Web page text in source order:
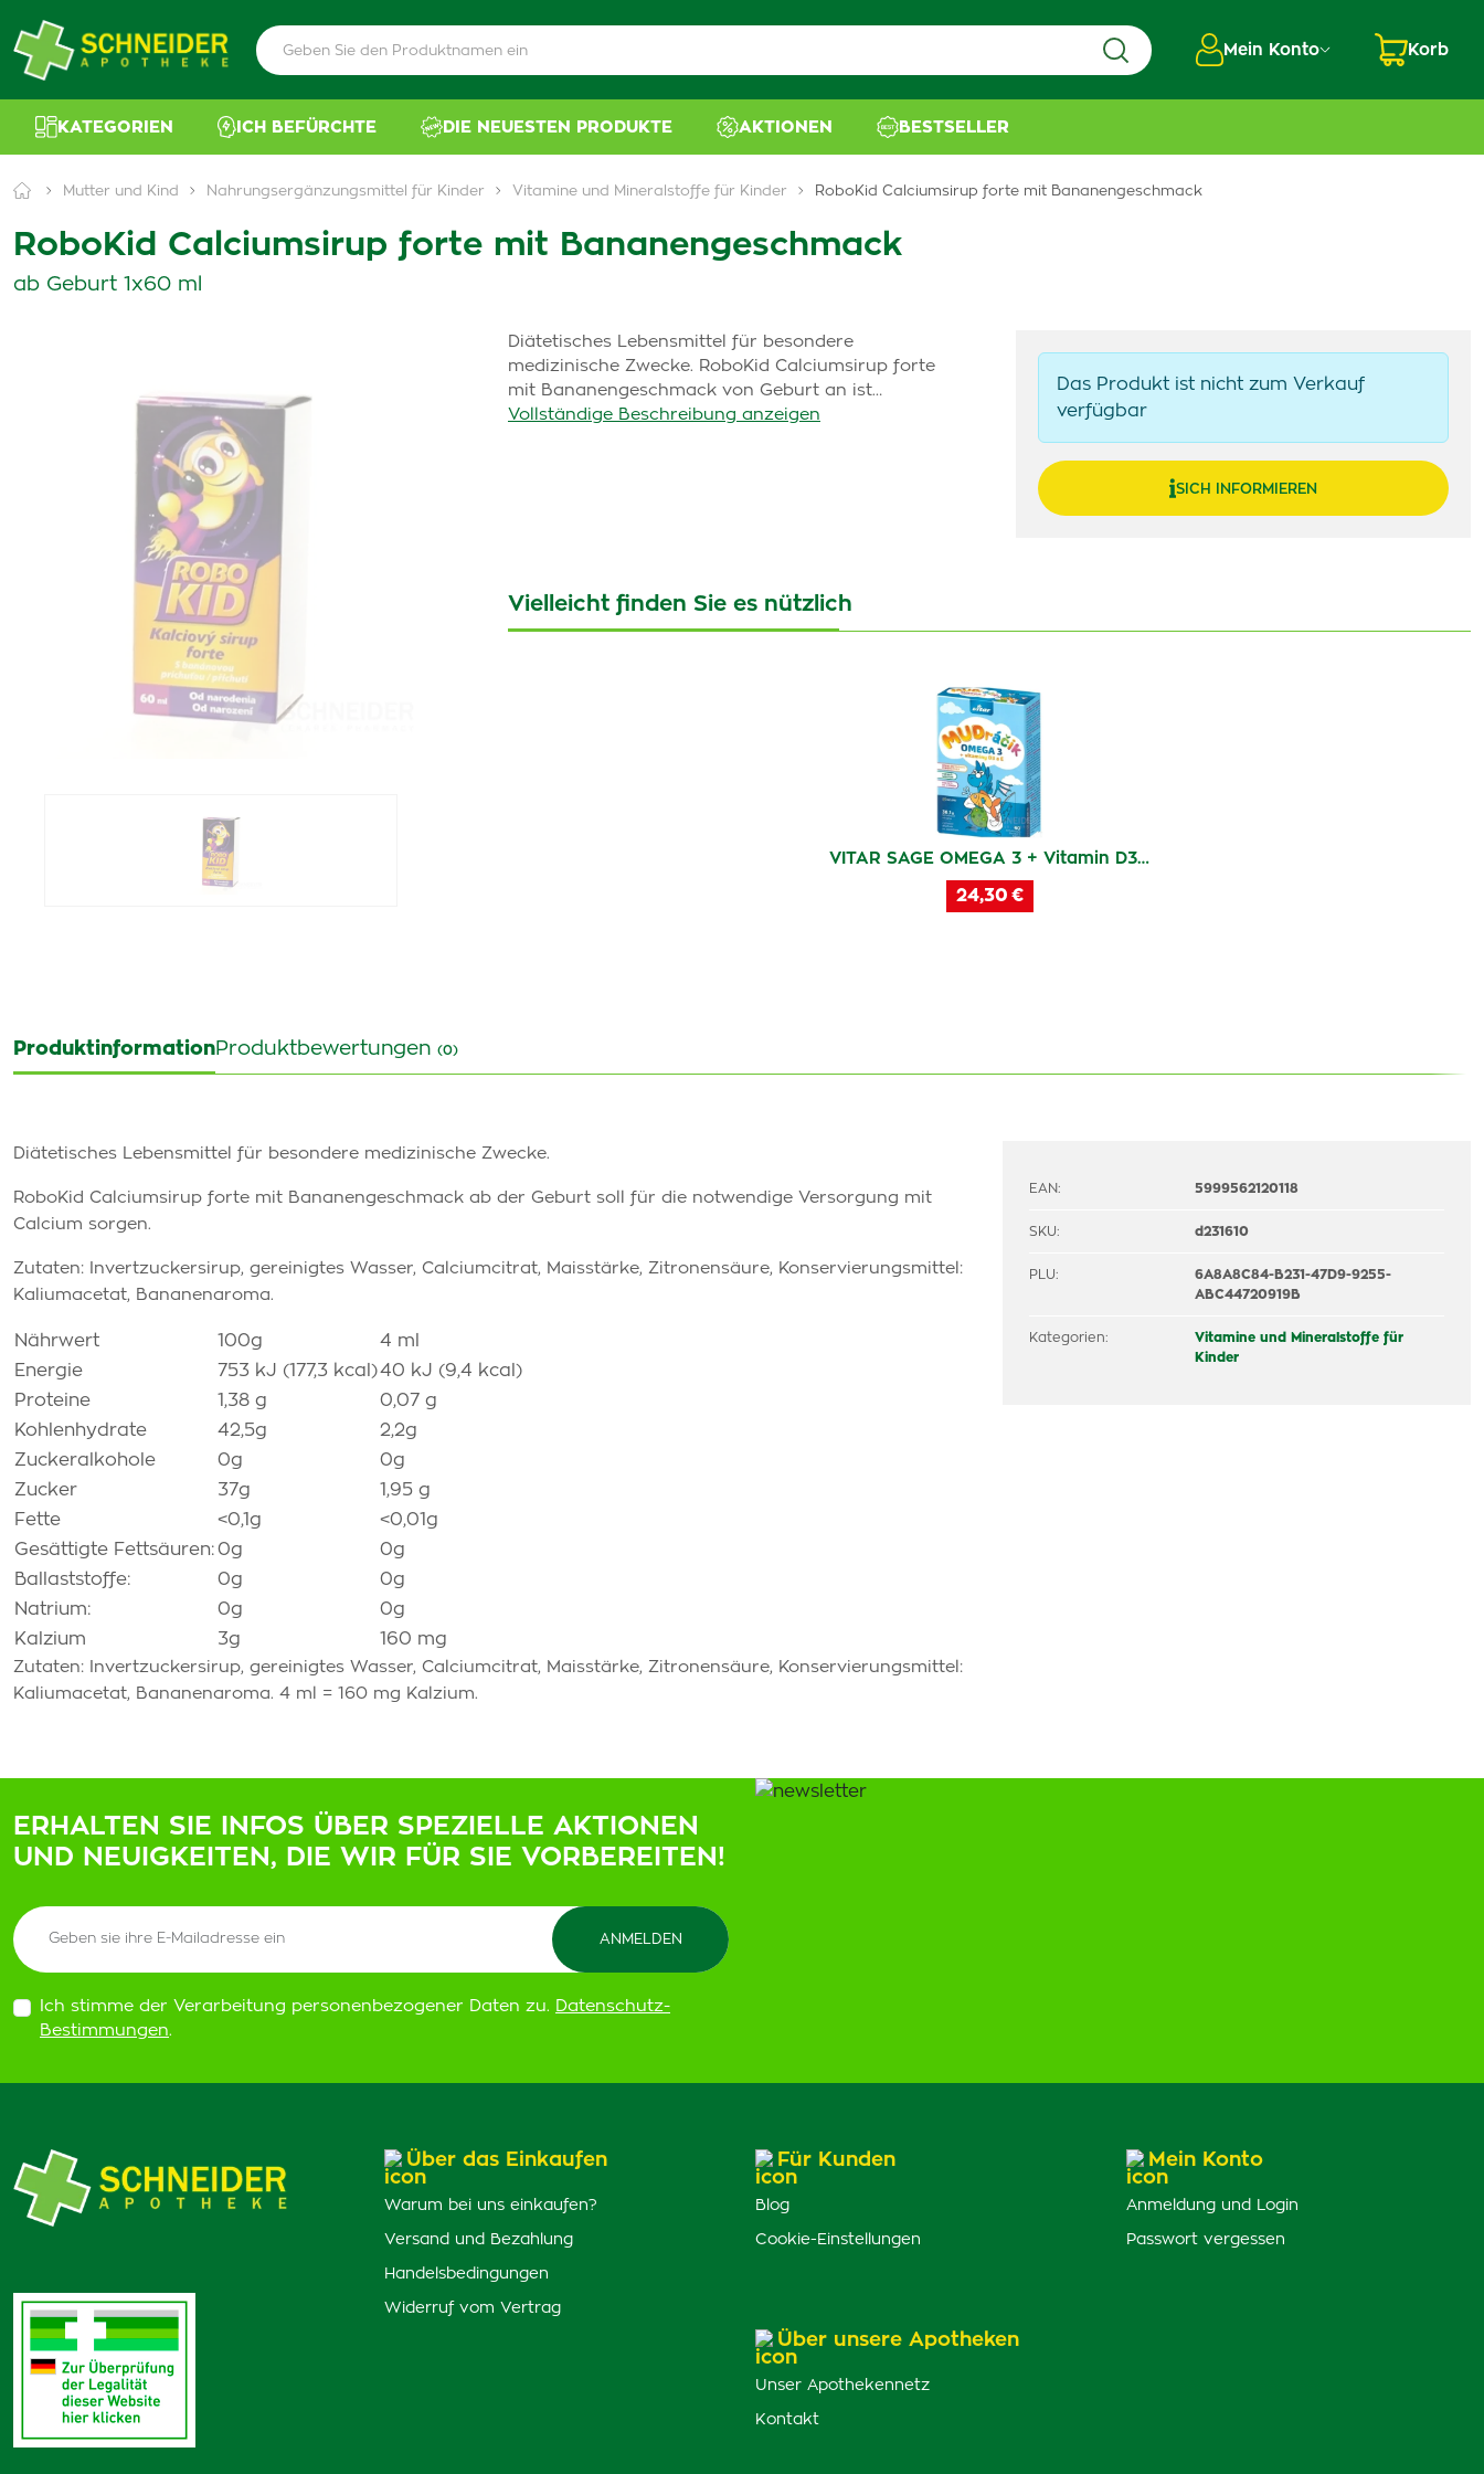
Mein Konto Korb
KATEGORIEN ICH BEFÜRCHTE DIE NEUESTEN PRODUKTE AKTIONEN BESTSELLER
Mutter und Kind Nahrungsergänzungsmittel für Kinder Vitamine und Mineralstoffe für Kinder RoboKid Calciumsirup forte mit Bananengeschmack
RoboKid Calciumsirup forte mit Bananengeschmack
ab Geburt 1x60 ml
Diätetisches Lebensmittel für besondere
medizinische Zwecke. RoboKid Calciumsirup forte
mit Bananengeschmack von Geburt an ist…
Vollständige Beschreibung anzeigen
Das Produkt ist nicht zum Verkauf
verfügbar
SICH INFORMIEREN
Vielleicht finden Sie es nützlich
VITAR SAGE OMEGA 3 + Vitamin D3…
24,30 €
ProduktinformationProduktbewertungen (0)
Diätetisches Lebensmittel für besondere medizinische Zwecke.
RoboKid Calciumsirup forte mit Bananengeschmack ab der Geburt soll für die notwendige Versorgung mit
Calcium sorgen.
Zutaten: Invertzuckersirup, gereinigtes Wasser, Calciumcitrat, Maisstärke, Zitronensäure, Konservierungsmittel:
Kaliumacetat, Bananenaroma.
Nährwert 100g
4 ml
Energie
753 kJ (177,3 kcal)40 kJ (9,4 kcal)
Proteine
1,38 g
0,07 g
Kohlenhydrate
42,5g
2,2g
Zuckeralkohole
0g
0g
Zucker
37g
1,95 g
Fette
˂0,1g
˂0,01g
Gesättigte Fettsäuren:0g
0g
Ballaststoffe:
0g
0g
Natrium:
0g
0g
Kalzium
3g 160 mg
Zutaten: Invertzuckersirup, gereinigtes Wasser, Calciumcitrat, Maisstärke, Zitronensäure, Konservierungsmittel:
Kaliumacetat, Bananenaroma. 4 ml = 160 mg Kalzium.
EAN: 5999562120118
SKU: d231610
PLU:
6A8A8C84-B231-47D9-9255-
ABC44720919B
Kategorien:
Vitamine und Mineralstoffe für
Kinder
ERHALTEN SIE INFOS ÜBER SPEZIELLE AKTIONEN
UND NEUIGKEITEN, DIE WIR FÜR SIE VORBEREITEN!
Ich stimme der Verarbeitung personenbezogener Daten zu. Datenschutz-
Bestimmungen.
Über das Einkaufen
Warum bei uns einkaufen?
Versand und Bezahlung
Handelsbedingungen
Widerruf vom Vertrag
Für Kunden
Blog
Cookie-Einstellungen
Über unsere Apotheken
Unser Apothekennetz
Kontakt
Mein Konto
Anmeldung und Login
Passwort vergessen